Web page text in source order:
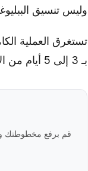
وليس تنسيق
بـ 3 إلى 5 أيام من الانتظار لمحرر بشري - و200 إلى 500 دولار من رسوم التحرير.
قم برفع مخطوطتك